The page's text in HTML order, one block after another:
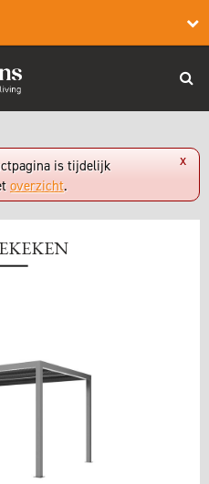
x
is tijdelijk
overzicht.